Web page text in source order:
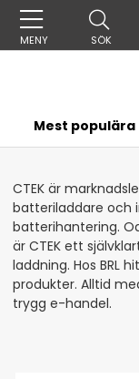
MENY SÖK
CTEK är
batteriladdare och
batterihantering.
är CTEK ett
laddning. Hos BRL
produkter. Alltid
trygg e-handel.